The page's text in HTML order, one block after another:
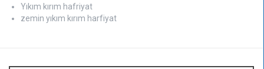
Yıkım kırım hafriyat
zemin yıkım kırım harfiyat